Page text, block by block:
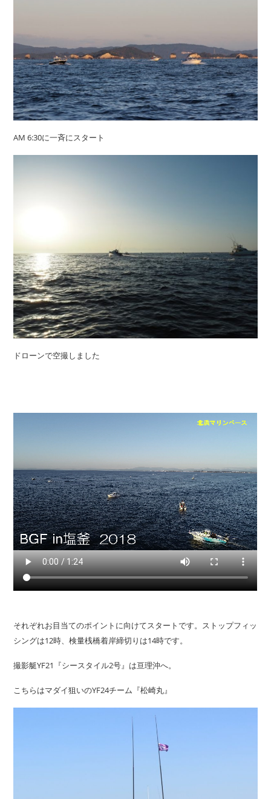
AM 6:30に一斉にスタート
ドローンで空撮しました
それぞれお目当てのポイントに向けてスタートです。ストップフィッ
シングは12時、検量桟橋着岸締切りは14時です。
撮影艇YF21『シースタイル2号』は亘理沖へ。
こちらはマダイ狙いのYF24チーム『松崎丸』